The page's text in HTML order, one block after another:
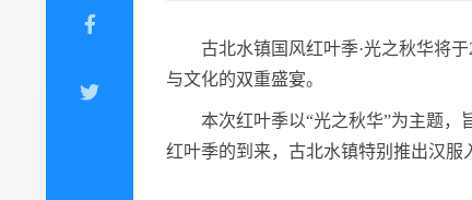
古北水镇国风红叶季·光之秋华将
与文化的双重盛宴。
本次红叶季以“光之秋华”为主题
红叶季的到来，古北水镇特别推出汉服